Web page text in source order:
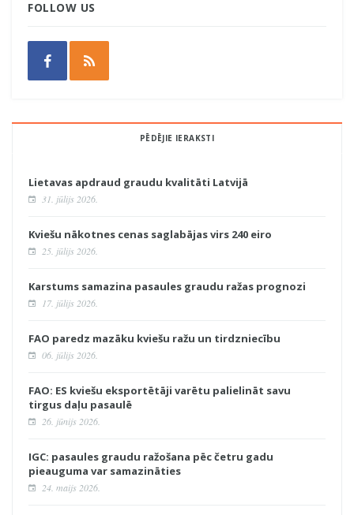
FOLLOW US
PĒDĒJIE IERAKSTI
Lietavas apdraud graudu kvalitāti Latvijā
31. jūlijs 2026.
Kviešu nākotnes cenas saglabājas virs 240 eiro
25. jūlijs 2026.
Karstums samazina pasaules graudu ražas prognozi
17. jūlijs 2026.
FAO paredz mazāku kviešu ražu un tirdzniecību
06. jūlijs 2026.
FAO: ES kviešu eksportētāji varētu palielināt savu
tirgus daļu pasaulē
26. jūnijs 2026.
IGC: pasaules graudu ražošana pēc četru gadu
pieauguma var samazināties
24. maijs 2026.